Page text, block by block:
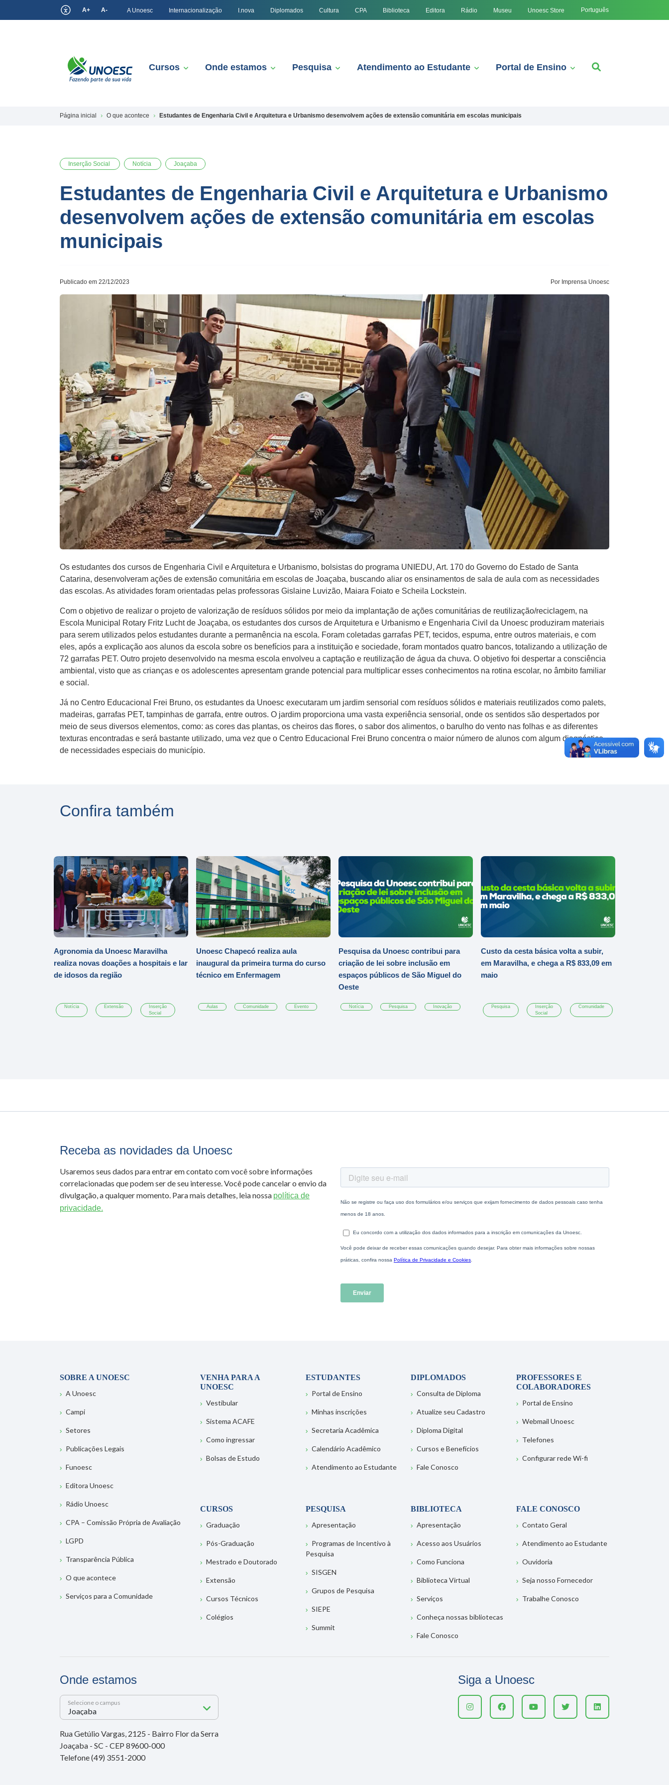
A+ A- A Unoesc Internacionalização I.nova Diplomados Cultura CPA Biblioteca Editora Rádio Museu Unoesc Store Português
Cursos Onde estamos Pesquisa Atendimento ao Estudante Portal de Ensino
Página inicial O que acontece Estudantes de Engenharia Civil e Arquitetura e Urbanismo desenvolvem ações de extensão comunitária em escolas municipais
Inserção Social Notícia Joaçaba
Estudantes de Engenharia Civil e Arquitetura e Urbanismo
desenvolvem ações de extensão comunitária em escolas
municipais
Publicado em 22/12/2023 Por Imprensa Unoesc
Os estudantes dos cursos de Engenharia Civil e Arquitetura e Urbanismo, bolsistas do programa UNIEDU, Art. 170 do Governo do Estado de Santa
Catarina, desenvolveram ações de extensão comunitária em escolas de Joaçaba, buscando aliar os ensinamentos de sala de aula com as necessidades
das escolas. As atividades foram orientadas pelas professoras Gislaine Luvizão, Maiara Foiato e Scheila Lockstein.
Com o objetivo de realizar o projeto de valorização de resíduos sólidos por meio da implantação de ações comunitárias de reutilização/reciclagem, na
Escola Municipal Rotary Fritz Lucht de Joaçaba, os estudantes dos cursos de Arquitetura e Urbanismo e Engenharia Civil da Unoesc produziram materiais
para serem utilizados pelos estudantes durante a permanência na escola. Foram coletadas garrafas PET, tecidos, espuma, entre outros materiais, e com
eles, após a explicação aos alunos da escola sobre os benefícios para a instituição e sociedade, foram montados quatro bancos, totalizando a utilização de
72 garrafas PET. Outro projeto desenvolvido na mesma escola envolveu a captação e reutilização de água da chuva. O objetivo foi despertar a consciência
ambiental, visto que as crianças e os adolescentes apresentam grande potencial para multiplicar esses conhecimentos na rotina escolar, no âmbito familiar
e social.
Já no Centro Educacional Frei Bruno, os estudantes da Unoesc executaram um jardim sensorial com resíduos sólidos e materiais reutilizados como palets,
madeiras, garrafas PET, tampinhas de garrafa, entre outros. O jardim proporciona uma vasta experiência sensorial, onde os sentidos são despertados por
meio de seus diversos elementos, como: as cores das plantas, os cheiros das flores, o sabor dos alimentos, o barulho do vento nas folhas e as diferentes
texturas encontradas e será bastante utilizado, uma vez que o Centro Educacional Frei Bruno concentra o maior número de alunos com algum diagnóstico
de necessidades especiais do município.
Confira também
Agronomia da Unoesc Maravilha
realiza novas doações a hospitais e lar
de idosos da região
Notícia Extensão
Inserção
Social
Unoesc Chapecó realiza aula
inaugural da primeira turma do curso
técnico em Enfermagem
Aulas Comunidade Evento
Pesquisa da Unoesc contribui para
criação de lei sobre inclusão em
espaços públicos de São Miguel do
Oeste
Notícia Pesquisa Inovação
Custo da cesta básica volta a subir,
em Maravilha, e chega a R$ 833,09 em
maio
Pesquisa
Inserção
Social
Comunidade
Receba as novidades da Unoesc
Usaremos seus dados para entrar em contato com você sobre informações
correlacionadas que podem ser de seu interesse. Você pode cancelar o envio da
divulgação, a qualquer momento. Para mais detalhes, leia nossa política de
privacidade.
SOBRE A UNOESC
A Unoesc
Campi
Setores
Publicações Legais
Funoesc
Editora Unoesc
Rádio Unoesc
CPA – Comissão Própria de Avaliação
LGPD
Transparência Pública
O que acontece
Serviços para a Comunidade
VENHA PARA A
UNOESC
Vestibular
Sistema ACAFE
Como ingressar
Bolsas de Estudo
ESTUDANTES
Portal de Ensino
Minhas inscrições
Secretaria Acadêmica
Calendário Acadêmico
Atendimento ao Estudante
DIPLOMADOS
Consulta de Diploma
Atualize seu Cadastro
Diploma Digital
Cursos e Benefícios
Fale Conosco
PROFESSORES E
COLABORADORES
Portal de Ensino
Webmail Unoesc
Telefones
Configurar rede Wi-fi
CURSOS
Graduação
Pós-Graduação
Mestrado e Doutorado
Extensão
Cursos Técnicos
Colégios
PESQUISA
Apresentação
Programas de Incentivo à
Pesquisa
SISGEN
Grupos de Pesquisa
SIEPE
Summit
BIBLIOTECA
Apresentação
Acesso aos Usuários
Como Funciona
Biblioteca Virtual
Serviços
Conheça nossas bibliotecas
Fale Conosco
FALE CONOSCO
Contato Geral
Atendimento ao Estudante
Ouvidoria
Seja nosso Fornecedor
Trabalhe Conosco
Onde estamos
Selecione o campus
Rua Getúlio Vargas, 2125 - Bairro Flor da Serra
Joaçaba - SC - CEP 89600-000
Telefone (49) 3551-2000
Siga a Unoesc